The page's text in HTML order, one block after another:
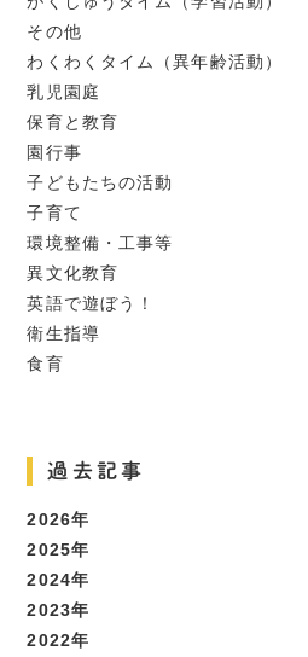
その他
わくわくタイム（異年齢活動）
乳児園庭
保育と教育
園行事
子どもたちの活動
子育て
環境整備・工事等
異文化教育
英語で遊ぼう！
衛生指導
食育
過去記事
2026年
2025年
2024年
2023年
2022年